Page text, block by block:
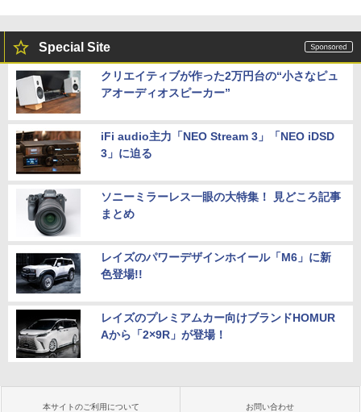
Special Site
クリエイティブが作った2万円台の“小さなピュ
アオーディオスピーカー”
iFi audio主力「NEO Stream 3」「NEO iDSD
3」に迫る
ソニーミラーレス一眼の大特集！ 見どころ記事
まとめ
レイズのパワーデザインホイール「M6」に新
色登場!!
レイズのプレミアムカー向けブランドHOMUR
Aから「2×9R」が登場！
本サイトのご利用について お問い合わせ